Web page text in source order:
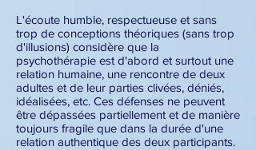
L'écoute humble, respectueuse et sans
trop de conceptions théoriques (sans trop
d'illusions) considère que la
psychothérapie est d'abord et surtout une
relation humaine, une rencontre de deux
adultes et de leur parties clivées, déniés,
idéalisées, etc. Ces défenses ne peuvent
être dépassées partiellement et de manière
toujours fragile que dans la durée d'une
relation authentique des deux participants.